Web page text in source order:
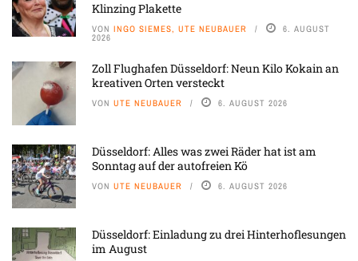
Klinzing Plakette
VON INGO SIEMES, UTE NEUBAUER 6. AUGUST
2026
Zoll Flughafen Düsseldorf: Neun Kilo Kokain an
kreativen Orten versteckt
VON UTE NEUBAUER 6. AUGUST 2026
Düsseldorf: Alles was zwei Räder hat ist am
Sonntag auf der autofreien Kö
VON UTE NEUBAUER 6. AUGUST 2026
Düsseldorf: Einladung zu drei Hinterhoflesungen
im August